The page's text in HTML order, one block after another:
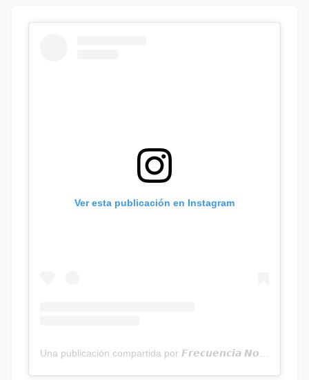
Ver esta publicación en Instagram